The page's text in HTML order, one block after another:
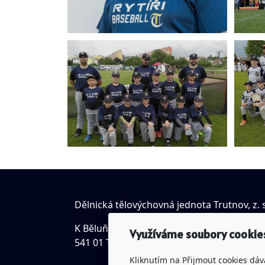
Dělnická tělovýchovná jednota Trutnov, z.
K Běluňce 18, Studenec
541 01 Trutnov
Využíváme soubory
Kliknutím na Přijmout cookies